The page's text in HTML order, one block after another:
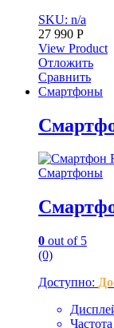
SKU: n/a
27 990 Р
View Product
Отложить
Сравнить
Смартфоны
Смартфоны
0 out of 5
(0)
Доступно: